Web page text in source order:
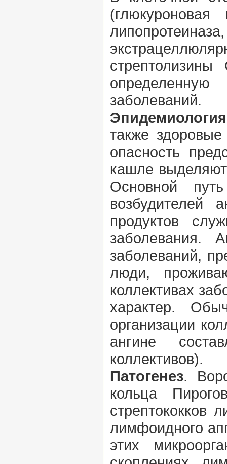
заболеваний.
Эпидемиология
также
опасность
кашле
Основной
возбудителей
продуктов
заболевания.
заболеваний,
люди,
коллективах
характер.
организации
ангине
коллективов).
Патогенез.
кольца
стрептококков
лимфоидного
этих